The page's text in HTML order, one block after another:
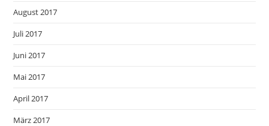
August 2017
Juli 2017
Juni 2017
Mai 2017
April 2017
März 2017